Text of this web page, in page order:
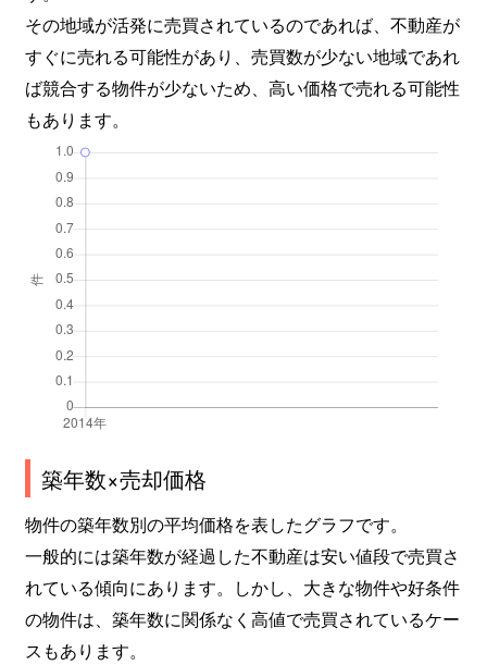
その地域が活発に売買されているのであれば、不動産が
すぐに売れる可能性があり、売買数が少ない地域であれ
ば競合する物件が少ないため、高い価格で売れる可能性
もあります。
築年数×売却価格
物件の築年数別の平均価格を表したグラフです。
一般的には築年数が経過した不動産は安い値段で売買さ
れている傾向にあります。しかし、大きな物件や好条件
の物件は、築年数に関係なく高値で売買されているケー
スもあります。